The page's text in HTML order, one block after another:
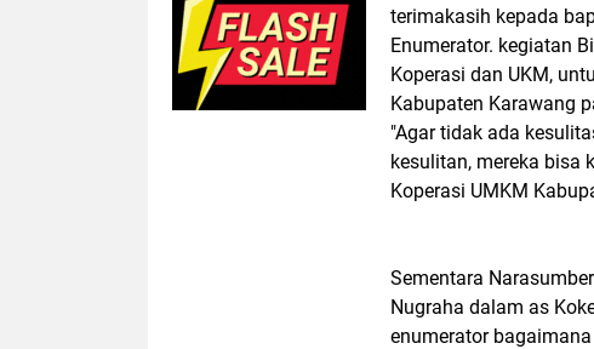
terimakasih kepada
Enumerator. kegiatan
Koperasi dan UKM,
Kabupaten Karawang
"Agar tidak ada
kesulitan, mereka bisa
Koperasi UMKM
Sementara
Nugraha dalam as
enumerator